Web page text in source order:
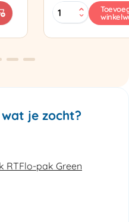
Zapak
ZP97
aantal
je zocht?
RTFlo-pak Green